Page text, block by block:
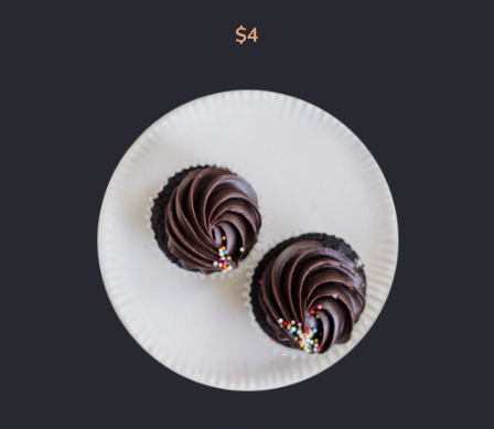
$4